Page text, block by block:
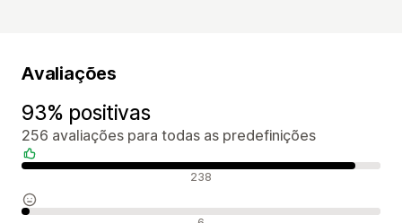
Avaliações
93% positivas
256 avaliações para todas as predefinições
Avaliações positivas 238